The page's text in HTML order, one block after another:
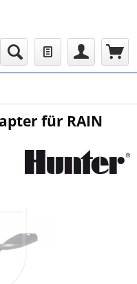
für RAIN